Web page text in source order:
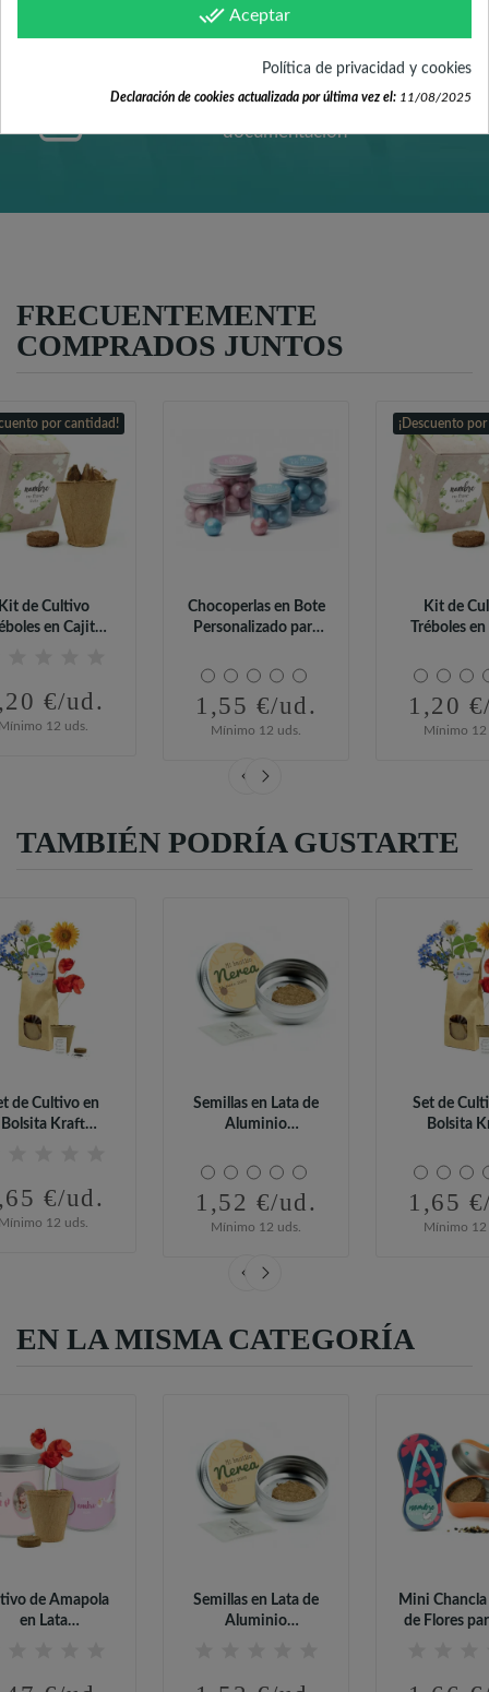
Mándanos tus dudas a
hola@fabricadelasuerte.es
Revisa nuestras páginas de
documentación
FRECUENTEMENTE
COMPRADOS JUNTOS
por cantidad!
de Cultivo
en Cajita
€/ud.
12 uds.
Chocoperlas en Bote
Personalizado para
1,55 €/ud.
Mínimo 12 uds.
¡Descuento
Kit de
Tréboles
1,20
Mínimo 12
TAMBIÉN PODRÍA GUSTARTE
de Cultivo en
Bolsita Kraft
€/ud.
12 uds.
Semillas en Lata de
Aluminio
1,52 €/ud.
Mínimo 12 uds.
Set de
Bolsita
1,65
Mínimo 12
EN LA MISMA CATEGORÍA
de Amapola
en Lata
Semillas en Lata de
Aluminio
Mini
de Flores
done_all Aceptar
Política de privacidad y cookies
Declaración de cookies actualizada por última vez el: 11/08/2025